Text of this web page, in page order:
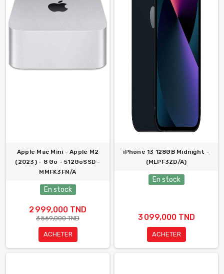
Apple Mac Mini - Apple M2
(2023) - 8 Go - 512GoSSD -
MMFK3FN/A
En stock
2 999,000 TND
3 569,000 TND
ACHETER
iPhone 13 128GB Midnight -
(MLPF3ZD/A)
En stock
3 099,000 TND
ACHETER